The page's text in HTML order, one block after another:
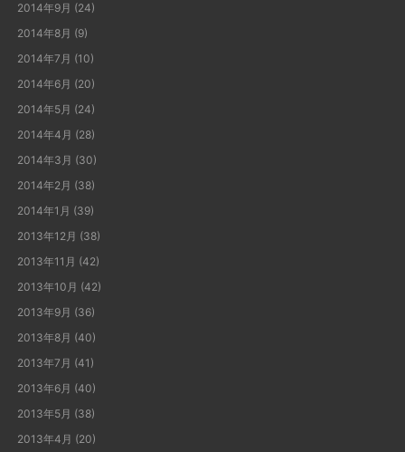
2014年9月 (24)
2014年8月 (9)
2014年7月 (10)
2014年6月 (20)
2014年5月 (24)
2014年4月 (28)
2014年3月 (30)
2014年2月 (38)
2014年1月 (39)
2013年12月 (38)
2013年11月 (42)
2013年10月 (42)
2013年9月 (36)
2013年8月 (40)
2013年7月 (41)
2013年6月 (40)
2013年5月 (38)
2013年4月 (20)